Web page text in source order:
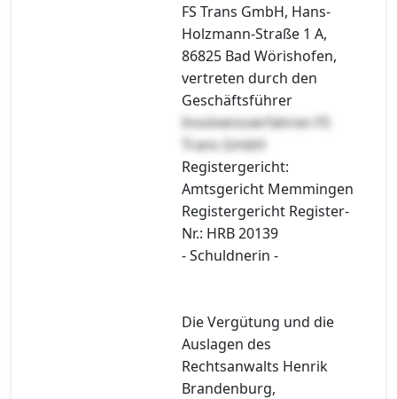
FS Trans GmbH, Hans-
Holzmann-Straße 1 A,
86825 Bad Wörishofen,
vertreten durch den
Geschäftsführer
Insolvenzverfahren FS
Trans GmbH
Registergericht:
Amtsgericht Memmingen
Registergericht Register-
Nr.: HRB 20139
- Schuldnerin -
Die Vergütung und die
Auslagen des
Rechtsanwalts Henrik
Brandenburg,